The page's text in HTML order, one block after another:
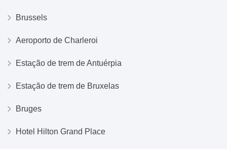
Brussels
Aeroporto de Charleroi
Estação de trem de Antuérpia
Estação de trem de Bruxelas
Bruges
Hotel Hilton Grand Place